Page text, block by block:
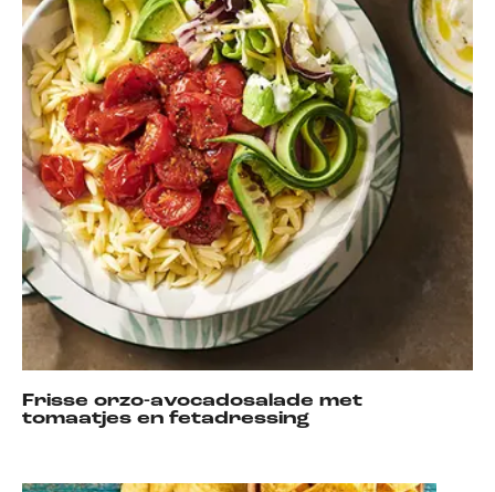
Frisse orzo-avocadosalade met
tomaatjes en fetadressing